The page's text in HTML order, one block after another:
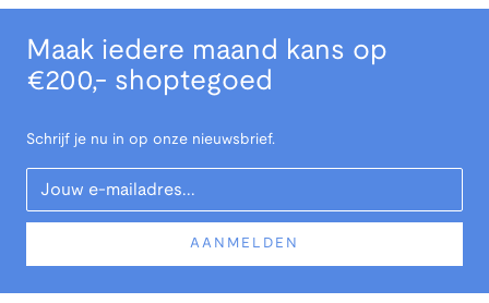
Maak iedere maand kans op
€200,- shoptegoed
Schrijf je nu in op onze nieuwsbrief.
Your Email
AANMELDEN